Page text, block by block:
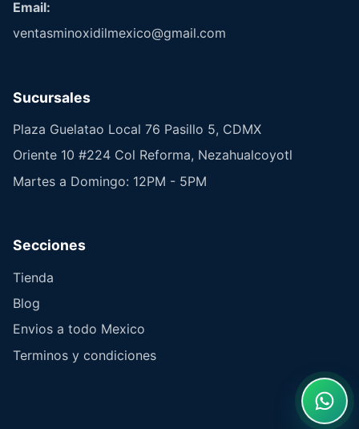
Email:
ventasminoxidilmexico@gmail.com
Sucursales
Plaza Guelatao Local 76 Pasillo 5, CDMX
Oriente 10 #224 Col Reforma, Nezahualcoyotl
Martes a Domingo: 12PM - 5PM
Secciones
Tienda
Blog
Envios a todo Mexico
Terminos y condiciones